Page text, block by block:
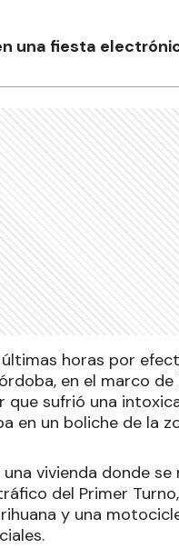
una fiesta
horas por
en el marco
que sufrió una
en un boliche de la
vivienda donde
del Primer
y una